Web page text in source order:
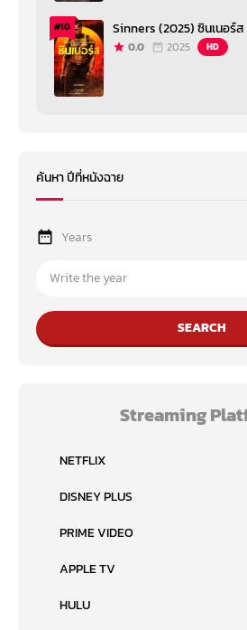
#10 Sinners (2025) ซินเนอร์ส
0.0 2025 HD
ค้นหา ปีที่หนังฉาย
Years
SEARCH
Streaming
NETFLIX
DISNEY PLUS
PRIME VIDEO
APPLE TV
HULU